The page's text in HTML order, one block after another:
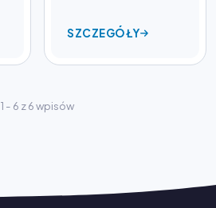
SZCZEGÓŁY
1 - 6 z 6 wpisów